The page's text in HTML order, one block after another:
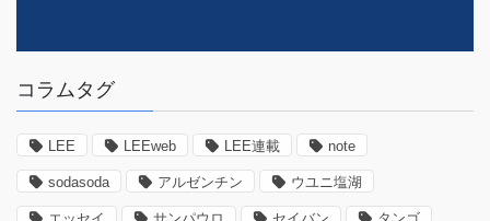
コラムタグ
LEE LEEweb LEE連載 note
sodasoda アルゼンチン ウユニ塩湖